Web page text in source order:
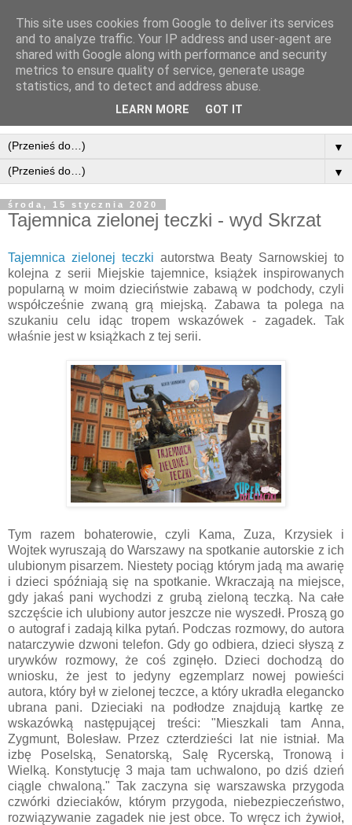
▼
▼
środa, 15 stycznia 2020
Tajemnica zielonej teczki - wyd Skrzat
Tajemnica zielonej teczki autorstwa Beaty Sarnowskiej to
kolejna z serii Miejskie tajemnice, książek inspirowanych
popularną w moim dzieciństwie zabawą w podchody, czyli
współcześnie zwaną grą miejską. Zabawa ta polega na
szukaniu celu idąc tropem wskazówek - zagadek. Tak
właśnie jest w książkach z tej serii.
Tym razem bohaterowie, czyli Kama, Zuza, Krzysiek i
Wojtek wyruszają do Warszawy na spotkanie autorskie z ich
ulubionym pisarzem. Niestety pociąg którym jadą ma awarię
i dzieci spóźniają się na spotkanie. Wkraczają na miejsce,
gdy jakaś pani wychodzi z grubą zieloną teczką. Na całe
szczęście ich ulubiony autor jeszcze nie wyszedł. Proszą go
o autograf i zadają kilka pytań. Podczas rozmowy, do autora
natarczywie dzwoni telefon. Gdy go odbiera, dzieci słyszą z
urywków rozmowy, że coś zginęło. Dzieci dochodzą do
wniosku, że jest to jedyny egzemplarz nowej powieści
autora, który był w zielonej teczce, a który ukradła elegancko
ubrana pani. Dzieciaki na podłodze znajdują kartkę ze
wskazówką następującej treści: "Mieszkali tam Anna,
Zygmunt, Bolesław. Przez czterdzieści lat nie istniał. Ma
izbę Poselską, Senatorską, Salę Rycerską, Tronową i
Wielką. Konstytucję 3 maja tam uchwalono, po dziś dzień
ciągle chwaloną." Tak zaczyna się warszawska przygoda
czwórki dzieciaków, którym przygoda, niebezpieczeństwo,
rozwiązywanie zagadek nie jest obce. To wręcz ich żywioł,
This site uses cookies from Google to deliver its services
and to analyze traffic. Your IP address and user-agent are
shared with Google along with performance and security
metrics to ensure quality of service, generate usage
statistics, and to detect and address abuse.
LEARN MORE GOT IT